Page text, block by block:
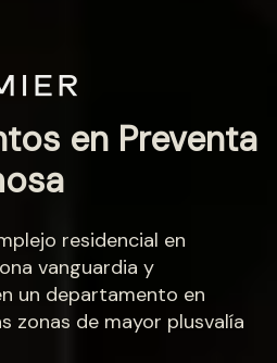
en Preventa
residencial en
vanguardia y
un departamento en
zonas de mayor plusvalía